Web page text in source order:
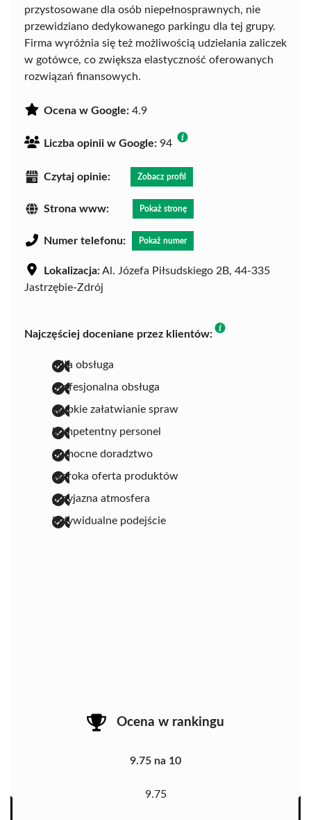
przystosowane dla osób niepełnosprawnych, nie
przewidziano dedykowanego parkingu dla tej grupy.
Firma wyróżnia się też możliwością udzielania zaliczek
w gotówce, co zwiększa elastyczność oferowanych
rozwiązań finansowych.
Ocena w Google: 4.9
Liczba opinii w Google: 94
Czytaj opinie: Zobacz profil
Strona www: Pokaż stronę
Numer telefonu: Pokaż numer
Lokalizacja:Al. Józefa Piłsudskiego 2B, 44-335
Jastrzębie-Zdrój
Najczęściej doceniane przez klientów:
miła obsługa
profesjonalna obsługa
szybkie załatwianie spraw
kompetentny personel
pomocne doradztwo
szeroka oferta produktów
przyjazna atmosfera
indywidualne podejście
Ocena w rankingu
9.75 na 10
9.75